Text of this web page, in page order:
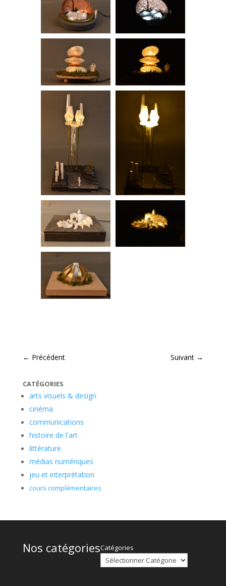
← Précédent Suivant →
CATÉGORIES
arts visuels & design
cinéma
communications
histoire de l'art
littérature
médias numériques
jeu et interprétation
cours complémentaires
Nos catégoriesCatégories